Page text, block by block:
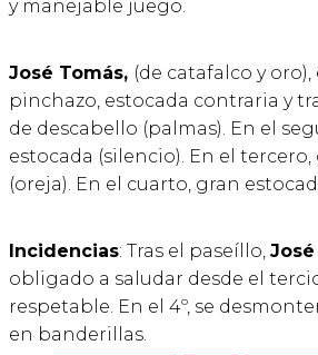
y manejable juego.
José Tomás, (de catafalco y
pinchazo, estocada contraria y
de descabello (palmas). En el
estocada (silencio). En el
(oreja). En el cuarto, gran
Incidencias: Tras el paseíllo,
obligado a saludar desde el
respetable. En el 4º, se
en banderillas.